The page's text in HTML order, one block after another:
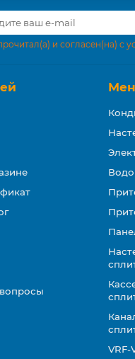
и согласен(на) с
VRF-